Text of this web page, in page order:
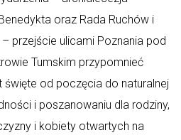
oraz Rada Ruchów i
przejście ulicami Poznania pod
Tumskim przypomnieć
święte od poczęcia do naturalnej
i poszanowaniu dla rodziny,
i kobiety otwartych na